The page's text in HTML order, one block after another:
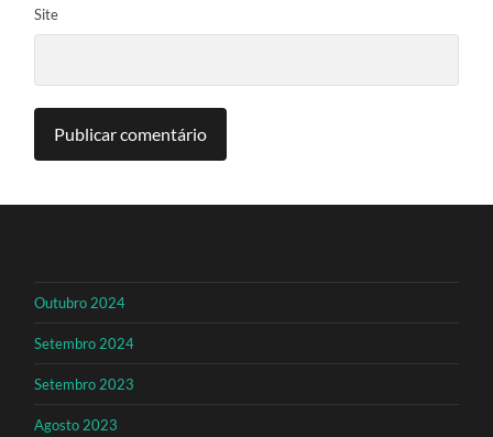
Site
Outubro 2024
Setembro 2024
Setembro 2023
Agosto 2023